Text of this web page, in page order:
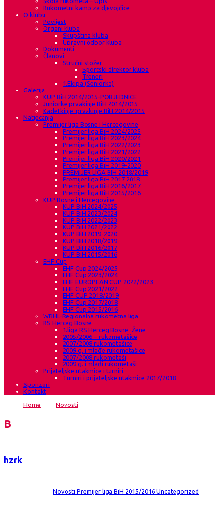
Rukometni kamp za djevojčice
O klubu
Povijest
Organi kluba
Skupština kluba
Upravni odbor kluba
Dokumenti
Članovi
Stručni stožer
Sportski direktor kluba
Treneri
1.Ekipa (Seniorke)
Galerija
KUP BiH 2014/2015-POBJEDNICE
Juniorke prvakinje BiH 2014/2015
Kadetkinje-prvakinje BiH 2014/2015
Natjecanja
Premijer liga Bosne i Hercegovine
Premijer liga BiH 2024/2025
Premijer liga BiH 2023/2024
Premijer liga BiH 2022/2023
Premijer liga BiH 2021/2022
Premijer liga BiH 2020/2021
Premijer liga BiH 2019-2020
PREMIJER LIGA BIH 2018/2019
Premijer liga BiH 2017 2018
Premijer liga BiH 2016/2017
Premijer liga BiH 2015/2016
KUP Bosne i Hercegovine
KUP BiH 2024/2025
KUP BiH 2023/2024
KUP BiH 2022/2023
KUP BiH 2021/2022
KUP BiH 2019-2020
KUP BIH 2018/2019
KUP BiH 2016/2017
KUP BiH 2015/2016
EHF Cup
EHF Cup 2024/2025
EHF Cup 2023/2024
EHF EUROPEAN CUP 2022/2023
EHF Cup 2021/2022
EHF CUP 2018/2019
EHF Cup 2017/2018
EHF Cup 2015/2016
WRHL-Regionalna rukometna liga
RS Herceg Bosne
1.liga RS Herceg Bosne -Žene
2005/2006 – rukometašice
2007/2008 rukometašice
2009.g. i mlađe rukometašice
2007/2008 rukometaši
2009.g. i mlađi rukometaši
Prijateljske utakmice i turniri
Turniri i prijateljske utakmice 2017/2018
Sponzori
Kontakt
Home
Novosti
hzrk
Novosti Premijer liga BiH 2015/2016 Uncategorized